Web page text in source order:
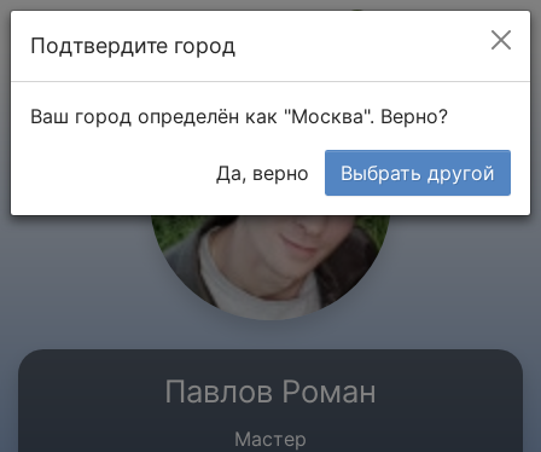
Павлов Роман
Мастер
Подтвердите город
Ваш город определён как "Москва". Верно?
Да, верно Выбрать другой